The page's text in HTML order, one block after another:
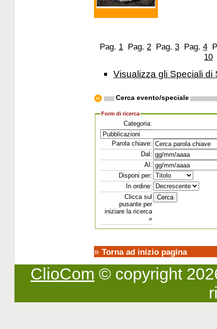
Pag. 1 Pag. 2 Pag. 3 Pag. 4
10
Visualizza gli Speciali di
Cerca evento/speciale
Form di ricerca
Categoria:
Parola chiave:
Dal:
Al:
Disponi per:
In ordine:
Clicca sul
pusante per
iniziare la ricerca
»
» Torna ad inizio pagina
ClioCom © copyright